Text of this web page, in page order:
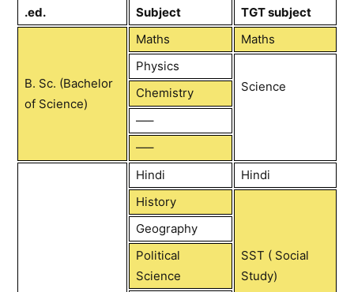
.ed.
Subject
TGT subject
B. Sc. (Bachelor
of Science)
Maths
Maths
Physics
Science
Chemistry
—–
—–
Hindi
Hindi
History
SST ( Social
Study)
Geography
Political
Science